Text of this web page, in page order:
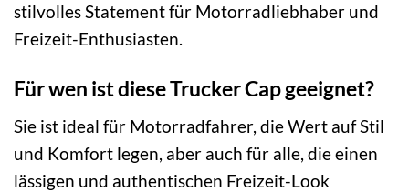
stilvolles Statement für Motorradliebhaber und
Freizeit-Enthusiasten.
Für wen ist diese Trucker Cap geeignet?
Sie ist ideal für Motorradfahrer, die Wert auf Stil
und Komfort legen, aber auch für alle, die einen
lässigen und authentischen Freizeit-Look